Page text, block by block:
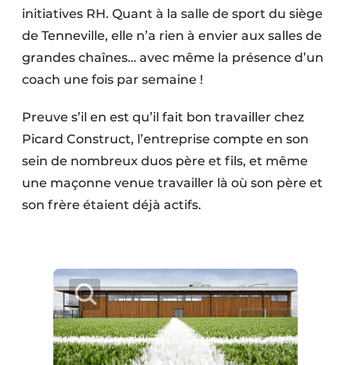
initiatives RH. Quant à la salle de sport du siège
de Tenneville, elle n’a rien à envier aux salles de
grandes chaînes… avec même la présence d’un
coach une fois par semaine !
Preuve s’il en est qu’il fait bon travailler chez
Picard Construct, l’entreprise compte en son
sein de nombreux duos père et fils, et même
une maçonne venue travailler là où son père et
son frère étaient déjà actifs.